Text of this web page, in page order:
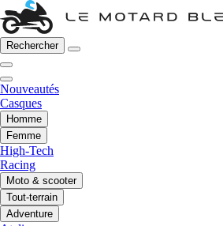
Rechercher
Nouveautés
Casques
Homme
Femme
High-Tech
Racing
Moto & scooter
Tout-terrain
Adventure